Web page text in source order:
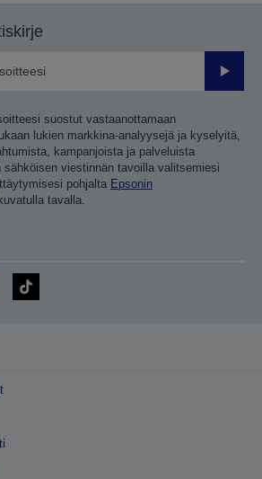
Lähetä
suostut vastaanottamaan
lukien markkina-analyysejä ja kyselyitä,
kampanjoista ja palveluista
viestinnän tavoilla valitsemiesi
pohjalta Epsonin
kuvatulla tavalla.